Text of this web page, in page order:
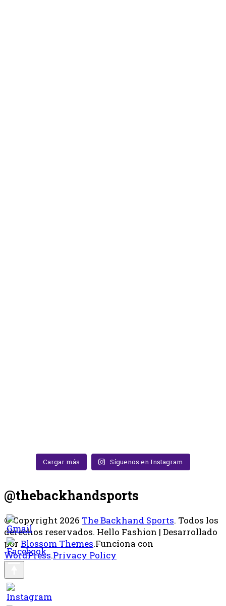
Cargar más Síguenos en Instagram
@thebackhandsports
© Copyright 2026 The Backhand Sports. Todos los
derechos reservados. Hello Fashion | Desarrollado
por Blossom Themes.Funciona con
WordPress.Privacy Policy